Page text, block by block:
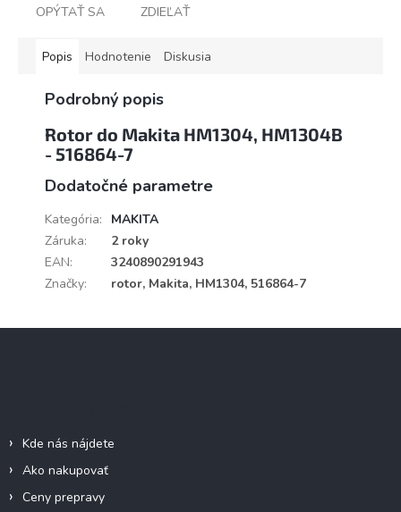
OPÝTAŤ SA ZDIEĽAŤ
Popis Hodnotenie Diskusia
Podrobný popis
Rotor do Makita HM1304, HM1304B
- 516864-7
Dodatočné parametre
Kategória:
MAKITA
Záruka:
2 roky
EAN:
3240890291943
Značky: rotor, Makita, HM1304, 516864-7
Kde nás nájdete
Ako nakupovať
Ceny prepravy